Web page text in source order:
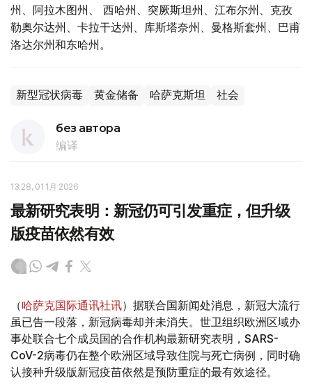
州、阿拉木图州、 西哈州、突厥斯坦州、江布尔州、克孜
勒奥尔达州、卡拉干达州、库斯塔奈州、曼格斯套州、巴甫
洛达尔州和东哈州。
新型冠状病毒 黄金储备 哈萨克斯坦 社会
без автора
编译
13:28, 01 1月 2026
最新研究表明：新冠仍可引发重症，但升级
版疫苗依然有效
（哈萨克国际通讯社讯）据联合国新闻处消息，新冠大流行
虽已告一段落，新冠病毒却并未消失。世卫组织欧洲区域办
事处联合七个成员国的合作机构最新研究表明，SARS-
CoV-2病毒仍在整个欧洲区域导致住院与死亡病例，同时确
认接种升级版新冠疫苗依然是预防重症的最有效途径。